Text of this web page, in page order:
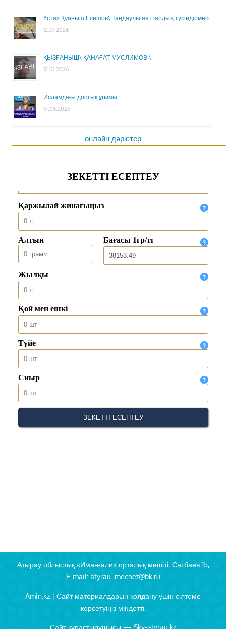
Ұстаз Қуаныш Есешов\ Таңдаулы аяттардың түсіндірмесі
12.01.2026
ҚЫЗҒАНЫШ\ ҚАНАҒАТ МУСЛИМОВ \
12.01.2026
Исламдағы достық ұғымы
17.05.2025
онлайн дәрістер
Атырау облыстық «Иманғали» орталық мешіті, Сатбаев 15,
E-mail: atyrau_mechet@bk.ru
Amin.kz | Сайт материалдарын қолдану үшін сілтеме
көрсетуіңіз міндетті.
Сайт құрастырушысы — Sky-atyrau.kz